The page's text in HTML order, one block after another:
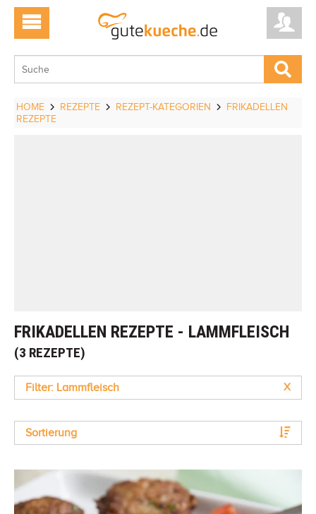
HOME REZEPTE REZEPT-KATEGORIEN
FRIKADELLEN
REZEPTE
FRIKADELLEN REZEPTE - LAMMFLEISCH
(3 REZEPTE)
Filter: Lammfleisch X
Sortierung